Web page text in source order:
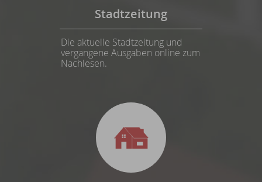
Stadtzeitung
Die aktuelle Stadtzeitung und
vergangene Ausgaben online zum
Nachlesen.